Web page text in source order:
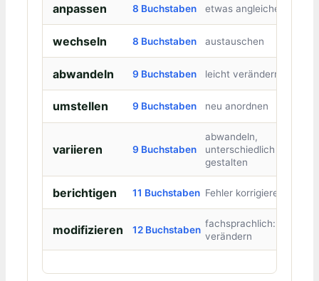
anpassen 8 Buchstaben etwas angleichen
wechseln 8 Buchstaben austauschen
abwandeln 9 Buchstaben leicht verändern
umstellen 9 Buchstaben neu anordnen
variieren 9 Buchstaben
abwandeln,
unterschiedlich
gestalten
berichtigen 11 Buchstaben Fehler korrigieren
modifizieren 12 Buchstaben
fachsprachlich:
verändern